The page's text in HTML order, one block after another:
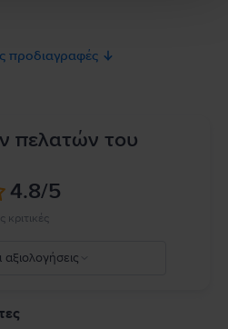
προδιαγραφές
πελατών του
4.8/5
4